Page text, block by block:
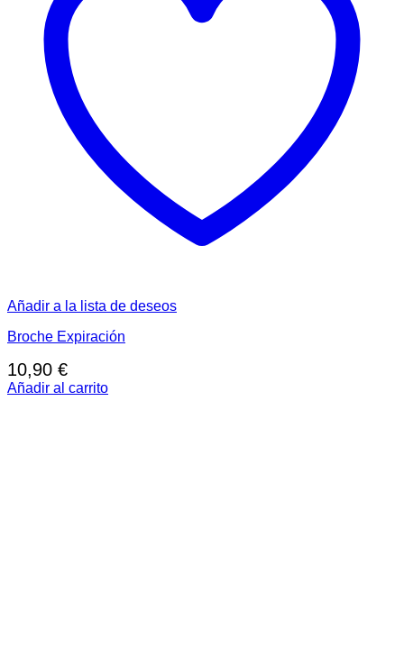
Añadir a la lista de deseos
Broche Expiración
10,90 €
Añadir al carrito